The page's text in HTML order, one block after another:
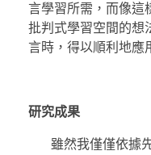
言學習所需，而像這
批判式學習空間的想
言時，得以順利地應
研究成果
雖然我僅僅依據先